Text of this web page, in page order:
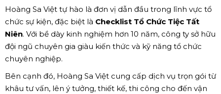
Hoàng Sa Việt tự hào là đơn vị dẫn đầu trong lĩnh vực tổ
chức sự kiện, đặc biệt là Checklist Tổ Chức Tiệc Tất
Niên. Với bề dày kinh nghiệm hơn 10 năm, công ty sở hữu
đội ngũ chuyên gia giàu kiến thức và kỹ năng tổ chức
chuyên nghiệp.
Bên cạnh đó, Hoàng Sa Việt cung cấp dịch vụ trọn gói từ
khâu tư vấn, lên ý tưởng, thiết kế, thi công cho đến vận